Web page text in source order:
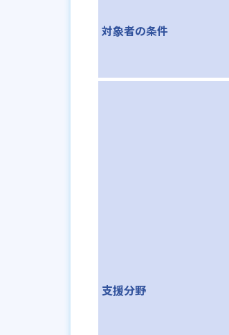
対象者の条件
支援分野